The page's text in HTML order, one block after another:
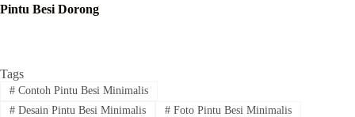
Pintu Besi Dorong
Tags
#Contoh Pintu Besi Minimalis
#Desain Pintu Besi Minimalis #Foto Pintu Besi Minimalis